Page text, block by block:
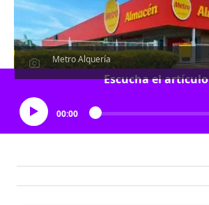
Metro Alquería
Escucha el artículo
00:00